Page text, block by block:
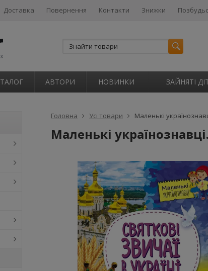
Доставка Повернення Контакти Знижки
АВТОРИ НОВИНКИ ЗАЙНЯТІ
Головна Усі товари Маленькі
Маленькі